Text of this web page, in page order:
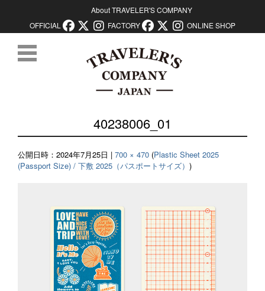
About TRAVELER'S COMPANY
OFFICIAL
FACTORY ONLINE SHOP
40238006_01
公開日時： 2024年7月25日 | 700 × 470 (Plastic Sheet 2025
(Passport Size) / 下敷 2025（パスポートサイズ） )